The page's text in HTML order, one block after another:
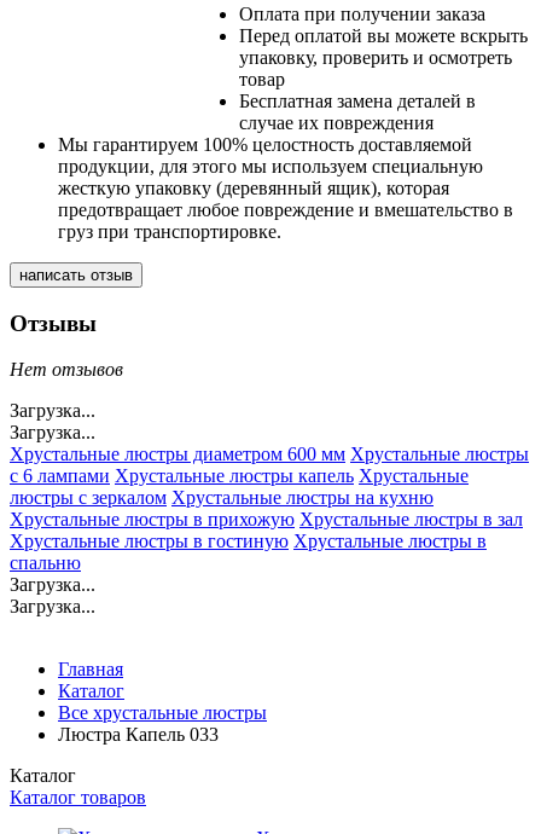
Оплата при получении заказа
Перед оплатой вы можете вскрыть
упаковку, проверить и осмотреть
товар
Бесплатная замена деталей в
случае их повреждения
Мы гарантируем 100% целостность доставляемой
продукции, для этого мы используем специальную
жесткую упаковку (деревянный ящик), которая
предотвращает любое повреждение и вмешательство в
груз при транспортировке.
написать отзыв
Отзывы
Нет отзывов
Загрузка...
Загрузка...
Хрустальные люстры диаметром 600 мм Хрустальные люстры
с 6 лампами Хрустальные люстры капель Хрустальные
люстры с зеркалом Хрустальные люстры на кухню
Хрустальные люстры в прихожую Хрустальные люстры в зал
Хрустальные люстры в гостиную Хрустальные люстры в
спальню
Загрузка...
Загрузка...
Главная
Каталог
Все хрустальные люстры
Люстра Капель 033
Каталог
Каталог товаров